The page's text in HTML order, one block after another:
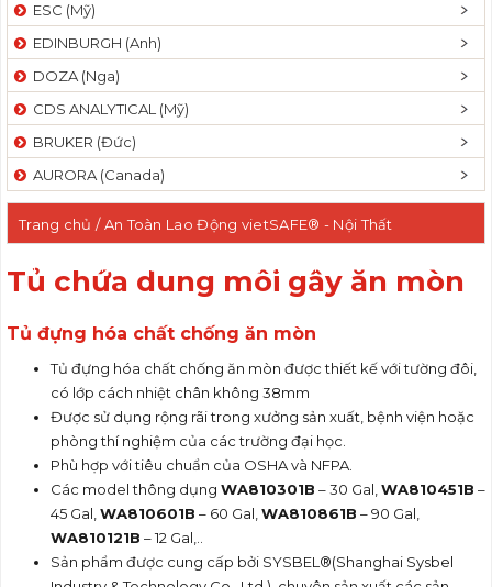
ESC (Mỹ)
EDINBURGH (Anh)
DOZA (Nga)
CDS ANALYTICAL (Mỹ)
BRUKER (Đức)
AURORA (Canada)
Trang chủ /An Toàn Lao Động vietSAFE® - Nội Thất
funiLAB® / Tủ chứa dung môi gây ăn mòn
Tủ chứa dung môi gây ăn mòn
Tủ đựng hóa chất chống ăn mòn
Tủ đựng hóa chất chống ăn mòn được thiết kế với tường đôi,
có lớp cách nhiệt chân không 38mm
Được sử dụng rộng rãi trong xưởng sản xuất, bệnh viện hoặc
phòng thí nghiệm của các trường đại học.
Phù hợp với tiêu chuẩn của OSHA và NFPA.
Các model thông dụng WA810301B – 30 Gal, WA810451B –
45 Gal, WA810601B – 60 Gal, WA810861B – 90 Gal,
WA810121B – 12 Gal,..
Sản phẩm được cung cấp bởi SYSBEL®(Shanghai Sysbel